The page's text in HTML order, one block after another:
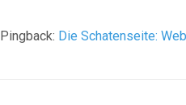
Pingback: Die Schatenseite: